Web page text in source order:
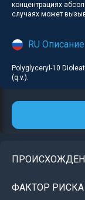
концентрациях
случаях может
RU Описание
Polyglyceryl-10
(q.v.).
ФАКТОР РИСКА